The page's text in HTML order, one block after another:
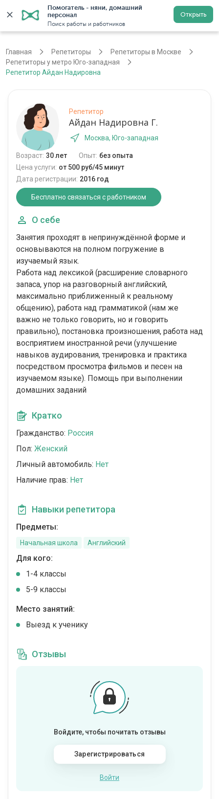
Помогатель - няни, домашний
персонал
Поиск работы и работников
Открыть
Регистрация
Главная Репетиторы
Репетиторы в Москве
Репетиторы у метро Юго-западная
Репетитор Айдан Надировна
Репетитор
Айдан Надировна Г.
Москва, Юго-западная
Возраст: 30 лет Опыт: без опыта
Цена услуги: от 500 руб/45 минут
Дата регистрации: 2016 год
Бесплатно связаться с работником
О себе
Занятия проходят в непринуждённой форме и
основываются на полном погружение в
изучаемый язык.
Работа над лексикой (расширение словарного
запаса, упор на разговорный английский,
максимально приближенный к реальному
общению), работа над грамматикой (нам же
важно не только говорить, но и говорить
правильно), постановка произношения, работа над
восприятием иностранной речи (улучшение
навыков аудирования, тренировка и практика
посредством просмотра фильмов и песен на
изучаемом языке). Помощь при выполнении
домашних заданий
Кратко
Гражданство: Россия
Пол: Женский
Личный автомобиль: Нет
Наличие прав: Нет
Навыки репетитора
Предметы:
Начальная школа Английский
Для кого:
1-4 классы
5-9 классы
Место занятий:
Выезд к ученику
Отзывы
Войдите, чтобы почитать отзывы
Зарегистрироваться
Войти